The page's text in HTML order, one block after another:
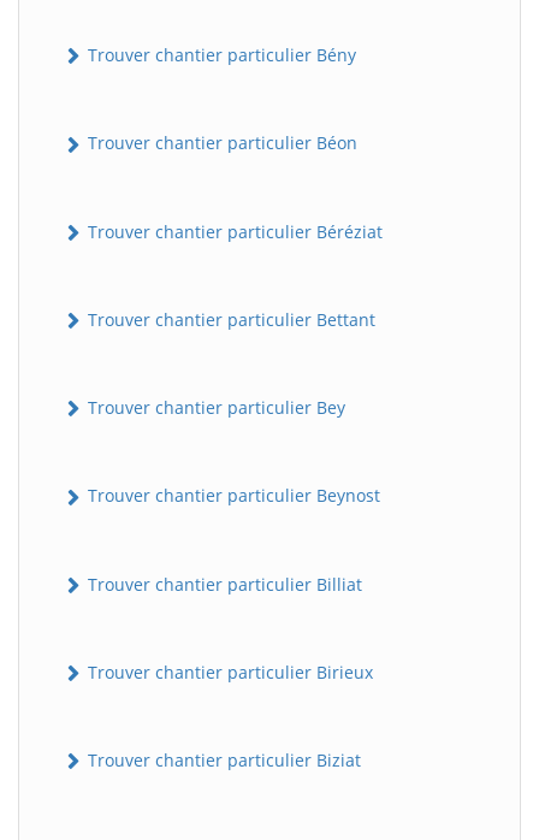
Trouver chantier particulier Bény
Trouver chantier particulier Béon
Trouver chantier particulier Béréziat
Trouver chantier particulier Bettant
Trouver chantier particulier Bey
Trouver chantier particulier Beynost
Trouver chantier particulier Billiat
Trouver chantier particulier Birieux
Trouver chantier particulier Biziat